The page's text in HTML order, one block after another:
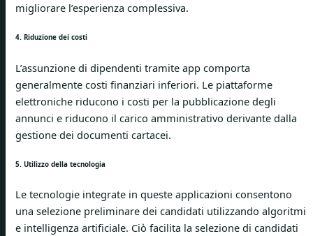
migliorare l’esperienza complessiva.
4. Riduzione dei costi
L’assunzione di dipendenti tramite app comporta
generalmente costi finanziari inferiori. Le piattaforme
elettroniche riducono i costi per la pubblicazione degli
annunci e riducono il carico amministrativo derivante dalla
gestione dei documenti cartacei.
5. Utilizzo della tecnologia
Le tecnologie integrate in queste applicazioni consentono
una selezione preliminare dei candidati utilizzando algoritmi
e intelligenza artificiale. Ciò facilita la selezione di candidati